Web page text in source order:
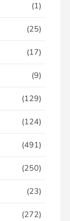
(1)
(25)
(17)
(9)
(129)
(124)
(491)
(250)
(23)
(272)